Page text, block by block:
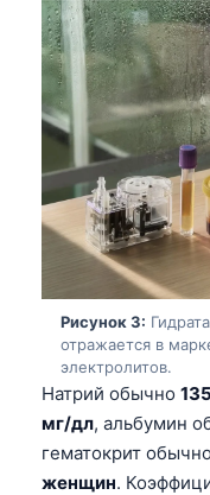
Рисунок 3:
отражается в
электролитов.
Натрий обычно
мг/дл, альбумин
гематокрит обычно
женщин.